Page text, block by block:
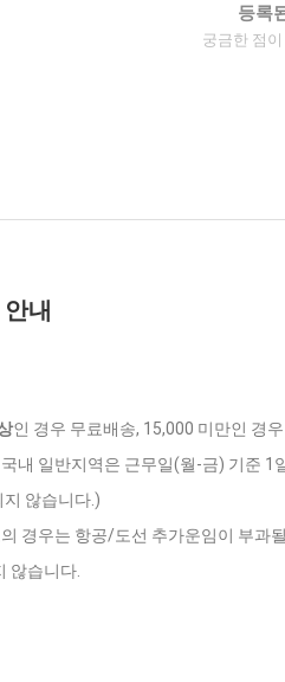
등록
궁금한 점
내
인 경우 무료배송, 15,000 미만인 경
내 일반지역은 근무일(월-금) 기준
않습니다.)
경우는 항공/도선 추가운임이 부과
않습니다.